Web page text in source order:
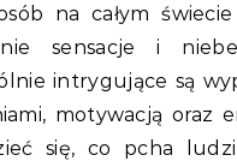
na całym
sensacje i
intrygujące są
motywacją oraz
się, co pcha